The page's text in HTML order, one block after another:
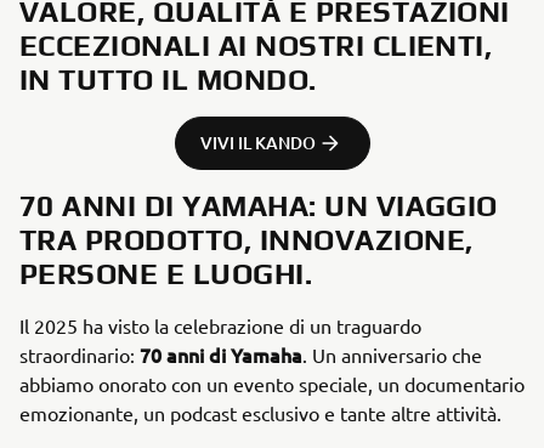
VALORE, QUALITÀ E PRESTAZIONI
ECCEZIONALI AI NOSTRI CLIENTI,
IN TUTTO IL MONDO.
VIVI IL KANDO
70 ANNI DI YAMAHA: UN VIAGGIO
TRA PRODOTTO, INNOVAZIONE,
PERSONE E LUOGHI.
Il 2025 ha visto la celebrazione di un traguardo
straordinario: 70 anni di Yamaha. Un anniversario che
abbiamo onorato con un evento speciale, un documentario
emozionante, un podcast esclusivo e tante altre attività.